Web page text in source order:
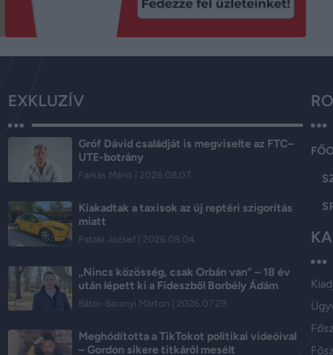
EXKLUZÍV
Gróf Dávid családját is megviselte az FTC–
UTE-botrány
Farkas Márió 2026.08.07.
Kiakadtak a taxisok az új reptéri szigorítás
miatt
Pataki József 2026.08.04.
„Nincs közösség, csak Orbán van” – 18 év
után lépett ki a Fideszből Borbély Ádám
Bátor-Baranyi Márton 2026.07.29.
Meghódította a TikTokot politikai videóival
– Gordon sikere titkáról mesélt